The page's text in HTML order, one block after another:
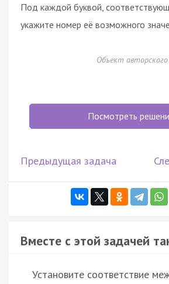
Под каждой буквой,
укажите номер её возможного
Объект
Посмотреть
Предыдущая задача
Вместе с этой задачей
Установите соответствие